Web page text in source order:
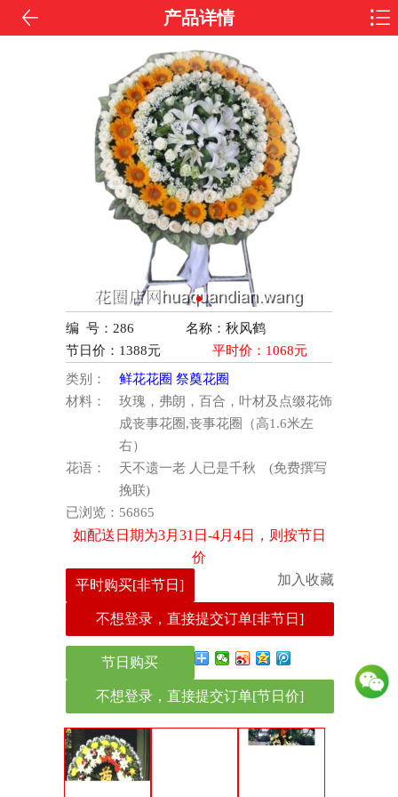
产品详情
编 号：286
名称：秋风鹤
节日价： 1388元 平时价： 1068元
类别：
鲜花花圈 祭奠花圈
材料：
玫瑰，弗朗，百合，叶材及点缀花饰
成丧事花圈,丧事花圈（高1.6米左
右）
花语：
天不遗一老 人已是千秋 (免费撰写
挽联)
已浏览： 56865
如配送日期为3月31日-4月4日，则按节日
价
平时购买[非节日]
加入收藏
不想登录，直接提交订单[非节日]
节日购买
不想登录，直接提交订单[节日价]